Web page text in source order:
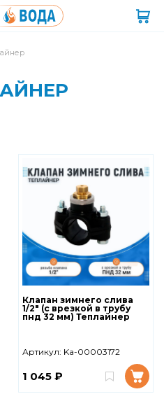
Клапан зимнего слива
1/2" (с врезкой в трубу
пнд 32 мм) Теплайнер
Артикул: Ka-00003172
1 045 ₽